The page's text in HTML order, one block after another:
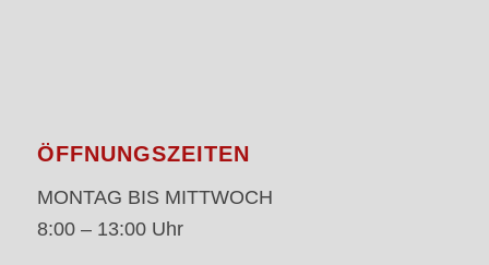
ÖFFNUNGSZEITEN
MONTAG BIS MITTWOCH
8:00 – 13:00 Uhr